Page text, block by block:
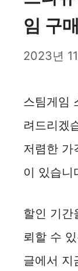
임 구
2023년
스팀게임
려드리겠
저렴한 가
이 있습니
할인 기간
뢰할 수
글에서 지